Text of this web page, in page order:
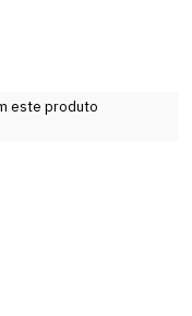
este produto